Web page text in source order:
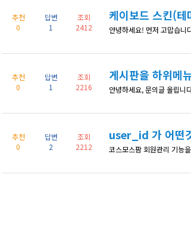
추천
0
답변
1
조회
2412
추천
0
답변
1
조회
2216
추천
0
답변
2
조회
2212
user_id 가 어떤